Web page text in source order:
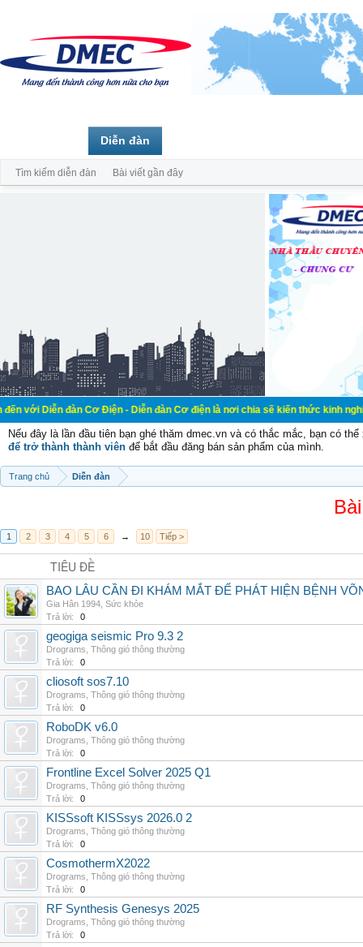
đàn Cơ Điện - Diễn đàn Cơ điện là nơi chia sẽ kiến thức kinh nghiệm
Nếu đây là lần đầu tiên bạn ghé thăm dmec.vn và có thắc mắc, bạn có
để trở thành thành viên để bắt đầu đăng bán sản phẩm của mình.
Trang chủ Diễn đàn
1 2 3 4 5 6 → 10 Tiếp >
TIÊU ĐỀ
BAO LÂU CẦN ĐI KHÁM MẮT ĐỂ PHÁT HIỆN BỆNH
Gia Hân 1994 Sức khỏe
Trả lời:
0
geogiga seismic Pro 9.3 2
Drograms Thông gió thông thường
Trả lời:
0
cliosoft sos7.10
Drograms Thông gió thông thường
Trả lời:
0
RoboDK v6.0
Drograms Thông gió thông thường
Trả lời:
0
Frontline Excel Solver 2025 Q1
Drograms Thông gió thông thường
Trả lời:
0
KISSsoft KISSsys 2026.0 2
Drograms Thông gió thông thường
Trả lời:
0
CosmothermX2022
Drograms Thông gió thông thường
Trả lời:
0
RF Synthesis Genesys 2025
Drograms Thông gió thông thường
Trả lời:
0
Diễn đàn
Tìm kiếm diễn đàn Bài viết gần đây